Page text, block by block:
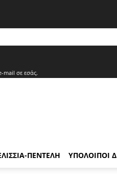
mail σε εσάς.
ΠΕΝΤΕΛΗ ΥΠΟΛΟΙΠΟΙ